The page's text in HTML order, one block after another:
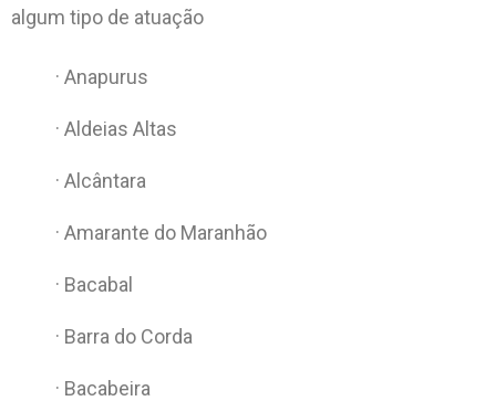
algum tipo de atuação
· Anapurus
· Aldeias Altas
· Alcântara
· Amarante do Maranhão
· Bacabal
· Barra do Corda
· Bacabeira